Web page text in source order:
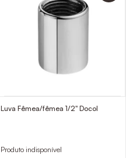
Luva Fêmea/fêmea 1/2" Docol
Produto indisponível